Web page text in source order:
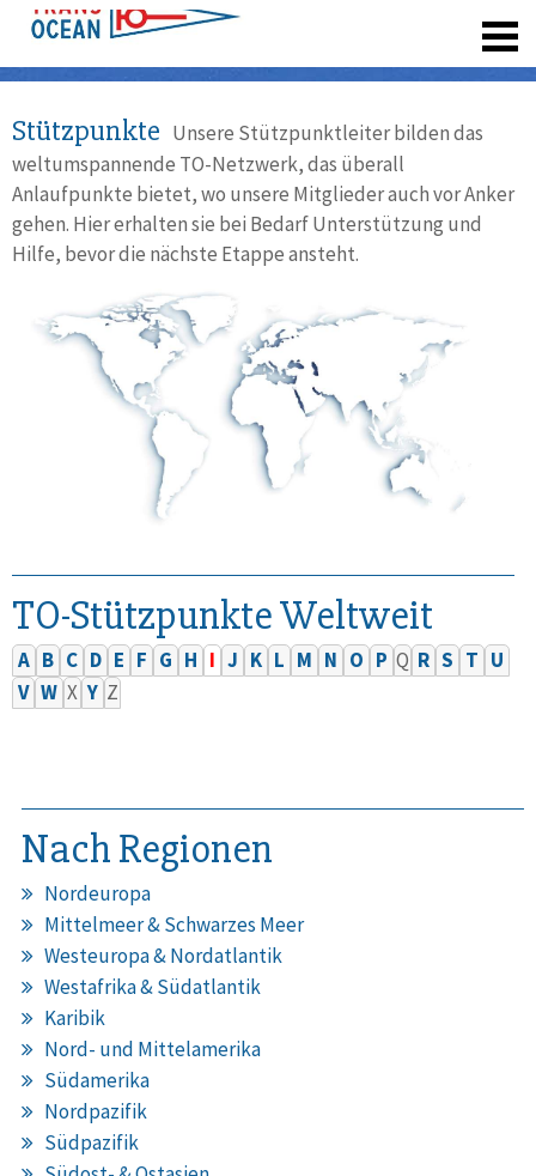
Stützpunkte Unsere Stützpunktleiter bilden das
weltumspannende TO-Netzwerk, das überall
Anlaufpunkte bietet, wo unsere Mitglieder auch vor Anker
gehen. Hier erhalten sie bei Bedarf Unterstützung und
Hilfe, bevor die nächste Etappe ansteht.
TO-Stützpunkte Weltweit
A B C D E F G H I J K L M N O P Q R S T U
V W X Y Z
Nach Regionen
Nordeuropa
Mittelmeer & Schwarzes Meer
Westeuropa & Nordatlantik
Westafrika & Südatlantik
Karibik
Nord- und Mittelamerika
Südamerika
Nordpazifik
Südpazifik